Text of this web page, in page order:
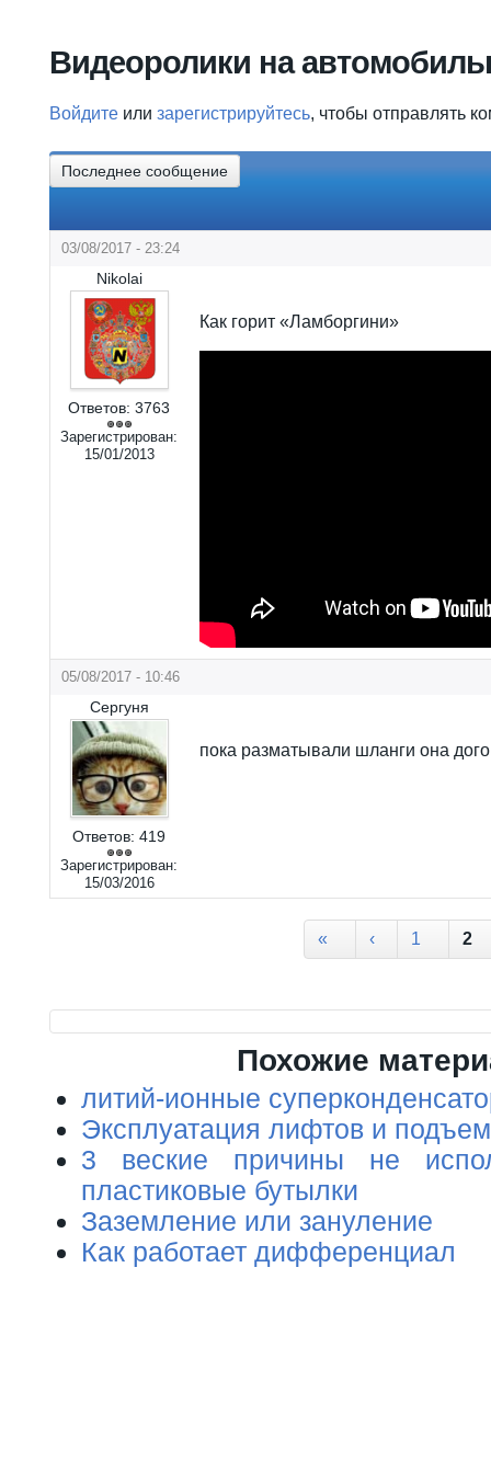
Видеоролики на
Войдите или зарегистрируйтесь, чтобы отправлять
Последнее сообщение
03/08/2017 - 23:24
Nikolai
Ответов: 3763
Зарегистрирован:
15/01/2013
Как горит «Ламборгини»
05/08/2017 - 10:46
Сергуня
Ответов: 419
Зарегистрирован:
15/03/2016
пока разматывали шланги она
« ‹ 1 2
Похожие
литий-ионные
Эксплуатация лифтов и
3 веские причины не
пластиковые бутылки
Заземление или зануление
Как работает дифференциал